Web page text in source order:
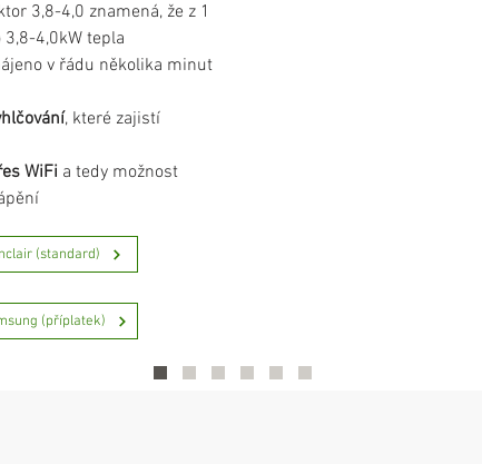
3,8-4,0 znamená, že z 1
3,8-4,0kW tepla
v řádu několika minut
, které zajistí
WiFi a tedy možnost
(příplatek)
(standard)